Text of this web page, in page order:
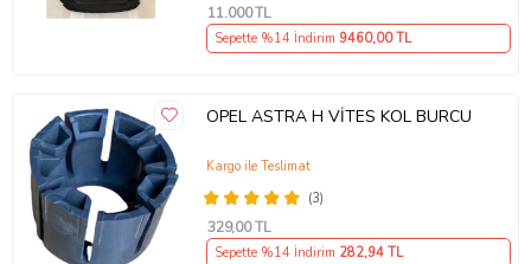
11.000TL
Sepette %14 İndirim 9460,00 TL
OPEL ASTRA H VİTES KOL BURCU
(3)
Kargo ile Teslimat
329,00 TL
Sepette %14 İndirim 282,94 TL